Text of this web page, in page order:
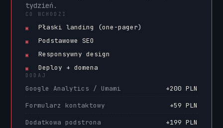
tydzień.
CO WCHODZI
▣ Płaski landing (one-pager)
▣ Podstawowe SEO
▣ Responsywny design
▣ Deploy + domena
DODAJ
Google Analytics / Umami
+200 PLN
Formularz kontaktowy
+59 PLN
Dodatkowa podstrona
+199 PLN